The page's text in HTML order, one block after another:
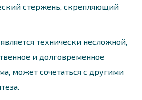
стержень, скрепляющий
технически несложной,
и долговременное
может сочетаться с другими